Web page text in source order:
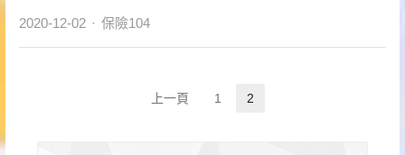
2020-12-02 Author
保險104
上一頁 Page
1 2